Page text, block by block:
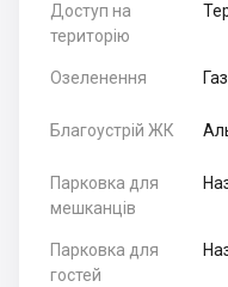
Доступ на
територію
Озеленення
Благоустрій ЖК
Парковка для
мешканців
Парковка для
гостей